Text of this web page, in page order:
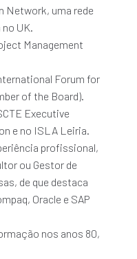
Network, uma rede
UK.
Management
Forum for
of the Board).
Executive
e no ISLA Leiria.
profissional,
ou Gestor de
de que destaca
Oracle e SAP
nos anos 80,